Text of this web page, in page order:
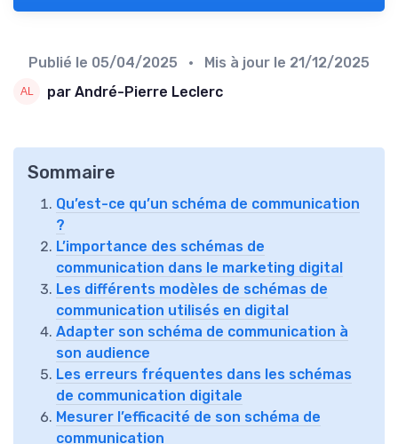
Publié le 05/04/2025 • Mis à jour le 21/12/2025
par André-Pierre Leclerc
Sommaire
Qu’est-ce qu’un schéma de communication
?
L’importance des schémas de
communication dans le marketing digital
Les différents modèles de schémas de
communication utilisés en digital
Adapter son schéma de communication à
son audience
Les erreurs fréquentes dans les schémas
de communication digitale
Mesurer l’efficacité de son schéma de
communication